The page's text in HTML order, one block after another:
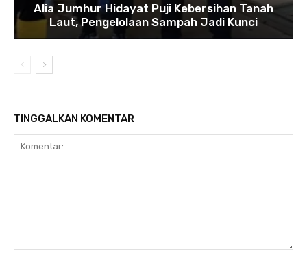
Alia Jumhur Hidayat Puji Kebersihan Tanah
Laut, Pengelolaan Sampah Jadi Kunci
TINGGALKAN KOMENTAR